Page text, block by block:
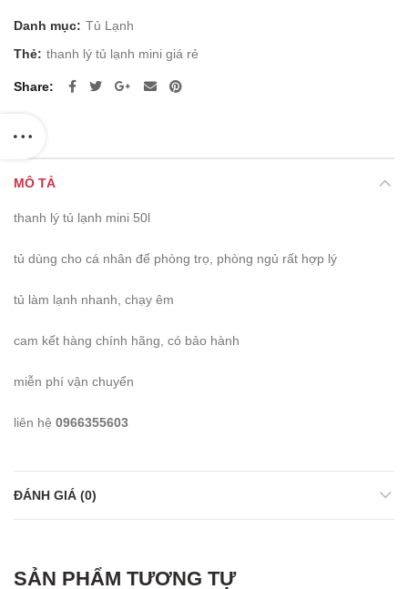
Danh mục: Tủ Lạnh
Thẻ: thanh lý tủ lạnh mini giá rẻ
Share
MÔ TẢ
thanh lý tủ lạnh mini 50l
tủ dùng cho cá nhân để phòng trọ, phòng ngủ rất hợp lý
tủ làm lạnh nhanh, chạy êm
cam kết hàng chính hãng, có bảo hành
miễn phí vận chuyển
liên hệ 0966355603
ĐÁNH GIÁ (0)
SẢN PHẨM TƯƠNG TỰ